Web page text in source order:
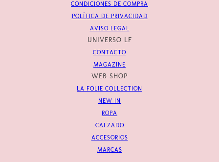
CONDICIONES DE COMPRA
POLÍTICA DE PRIVACIDAD
AVISO LEGAL
UNIVERSO LF
CONTACTO
MAGAZINE
WEB SHOP
LA FOLIE COLLECTION
NEW IN
ROPA
CALZADO
ACCESORIOS
MARCAS